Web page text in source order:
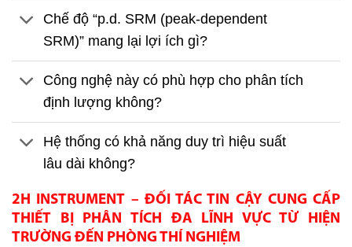
Chế độ “p.d. SRM (peak-dependent
SRM)” mang lại lợi ích gì?
Công nghệ này có phù hợp cho phân tích
định lượng không?
Hệ thống có khả năng duy trì hiệu suất
lâu dài không?
2H INSTRUMENT – ĐỐI TÁC TIN CẬY CUNG CẤP
THIẾT BỊ PHÂN TÍCH ĐA LĨNH VỰC TỪ HIỆN
TRƯỜNG ĐẾN PHÒNG THÍ NGHIỆM